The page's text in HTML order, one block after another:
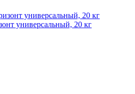
универсальный, 20 кг